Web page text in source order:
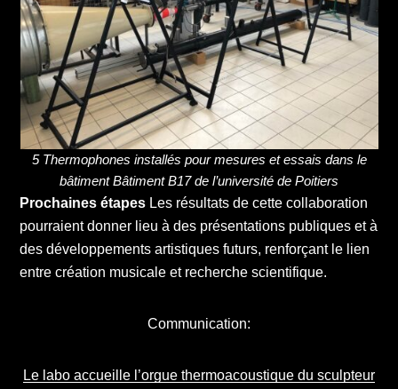
5 Thermophones installés pour mesures et essais dans le
bâtiment Bâtiment B17 de l’université de Poitiers
Prochaines étapes Les résultats de cette collaboration
pourraient donner lieu à des présentations publiques et à
des développements artistiques futurs, renforçant le lien
entre création musicale et recherche scientifique.
Communication:
Le labo accueille l’orgue thermoacoustique du sculpteur